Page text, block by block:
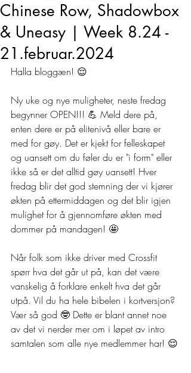
Chinese Row, Shadowbox
& Uneasy | Week 8.24 -
21.februar.2024
Halla bloggæn! 😌
Ny uke og nye muligheter, neste fredag
begynner OPEN!!! 💪 Meld dere på,
enten dere er på elitenivå eller bare er
med for gøy. Det er kjekt for felleskapet
og uansett om du føler du er "i form" eller
ikke så er det alltid gøy uansett! Hver
fredag blir det god stemning der vi kjører
økten på ettermiddagen og det blir igjen
mulighet for å gjennomføre økten med
dommer på mandagen! 🤩
Når folk som ikke driver med Crossfit
spørr hva det går ut på, kan det være
vanskelig å forklare enkelt hva det går
utpå. Vil du ha hele bibelen i kortversjon?
Vær så god 🤓 Dette er blant annet noe
av det vi nerder mer om i løpet av intro
samtalen som alle nye medlemmer har! 😌